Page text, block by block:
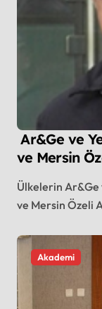
Ar&Ge ve
ve Mersin
Ülkelerin Ar&Ge ve Yenilikçilik Yoğunluğu (R&I Intensity)
ve Mersin Özeli
Akademi